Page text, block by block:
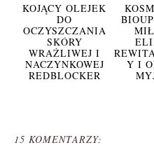
KOJĄCY OLEJEK
DO
OCZYSZCZANIA
SKÓRY
WRAŻLIWEJ I
NACZYNKOWEJ
REDBLOCKER
Y I
15 KOMENTARZY: